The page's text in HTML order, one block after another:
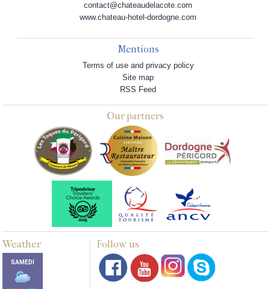
contact@chateaudelacote.com
www.chateau-hotel-dordogne.com
Mentions
Terms of use and privacy policy
Site map
RSS Feed
Our partners
Weather Follow us